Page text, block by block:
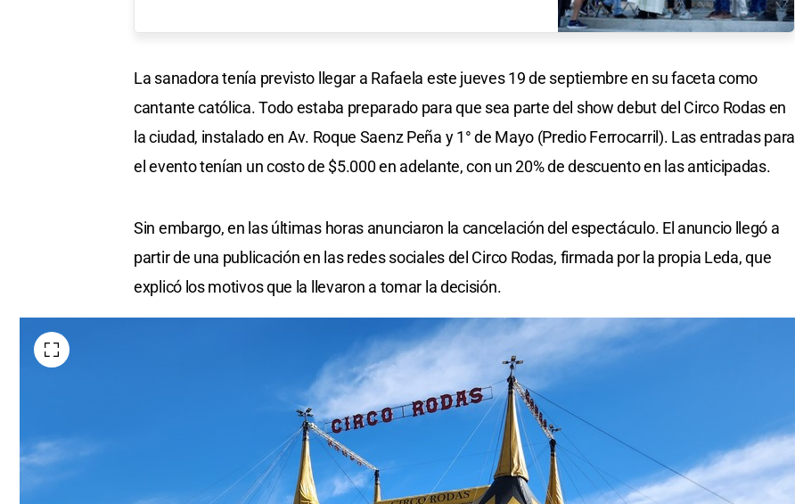
La sanadora tenía previsto llegar a Rafaela este jueves 19 de septiembre en su faceta como
cantante católica. Todo estaba preparado para que sea parte del show debut del Circo Rodas en
la ciudad, instalado en Av. Roque Saenz Peña y 1° de Mayo (Predio Ferrocarril). Las entradas para
el evento tenían un costo de $5.000 en adelante, con un 20% de descuento en las anticipadas.
Sin embargo, en las últimas horas anunciaron la cancelación del espectáculo. El anuncio llegó a
partir de una publicación en las redes sociales del Circo Rodas, firmada por la propia Leda, que
explicó los motivos que la llevaron a tomar la decisión.